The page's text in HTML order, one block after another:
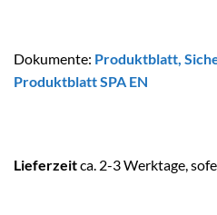
Dokumente: Produktblatt,
Produktblatt SPA EN
Lieferzeitca. 2-3 Werktage,